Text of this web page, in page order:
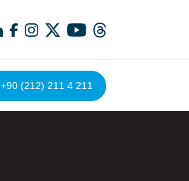
+90 (212) 211 4 211